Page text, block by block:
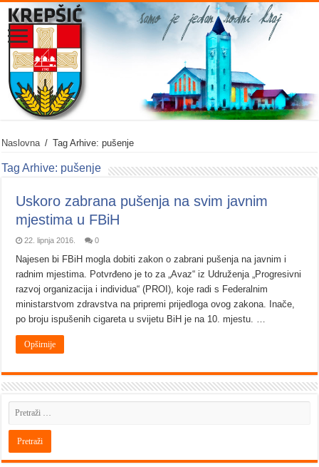
Naslovna / Tag Arhive: pušenje
Tag Arhive: pušenje
Uskoro zabrana pušenja na svim javnim
mjestima u FBiH
22. lipnja 2016. 0
Najesen bi FBiH mogla dobiti zakon o zabrani pušenja na javnim i
radnim mjestima. Potvrđeno je to za „Avaz“ iz Udruženja „Progresivni
razvoj organizacija i individua“ (PROI), koje radi s Federalnim
ministarstvom zdravstva na pripremi prijedloga ovog zakona. Inače,
po broju ispušenih cigareta u svijetu BiH je na 10. mjestu. …
Opširnije